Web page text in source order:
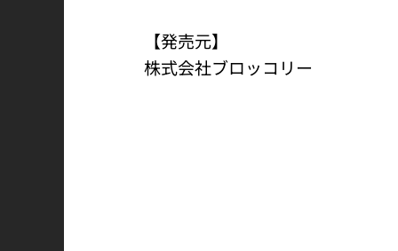
【発売元】
株式会社ブロッコリー